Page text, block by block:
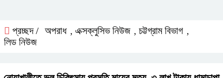
প্রচ্ছদ / অপরাধ , এক্সক্লুসিভ নিউজ , চট্টগ্রাম বিভাগ ,
লিড নিউজ